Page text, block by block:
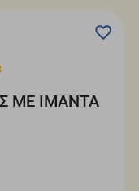
ΜΕ ΙΜΑΝΤΑ